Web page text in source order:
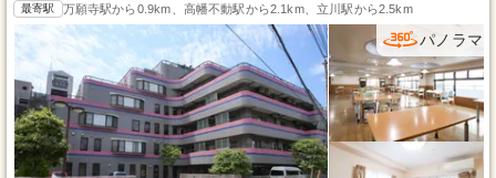
最寄駅 万願寺駅から0.9km、高幡不動駅から2.1km、立川駅から2.5km
パノラマ